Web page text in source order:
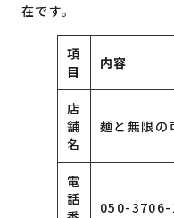
在です。
項
目
内容
店
舗
名
麺と無限の
電
話
050-3706-